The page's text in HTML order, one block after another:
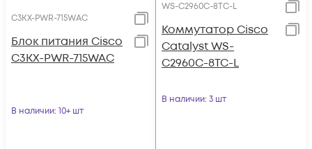
C3KX-PWR-715WAC
Блок питания Cisco
C3KX-PWR-715WAC
В наличии: 10+ шт
WS-C2960C-8TC-L
Коммутатор Cisco
Catalyst WS-
C2960C-8TC-L
В наличии: 3 шт